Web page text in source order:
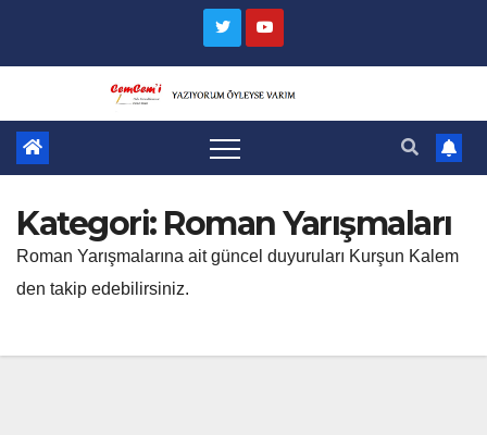
Kategori: Roman Yarışmaları
Roman Yarışmalarına ait güncel duyuruları Kurşun Kalem
den takip edebilirsiniz.